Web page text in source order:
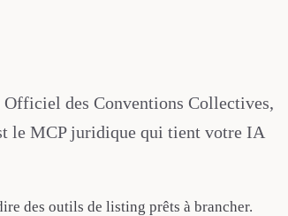
Officiel des Conventions Collectives,
le MCP juridique qui tient votre IA
des outils de listing prêts à brancher.